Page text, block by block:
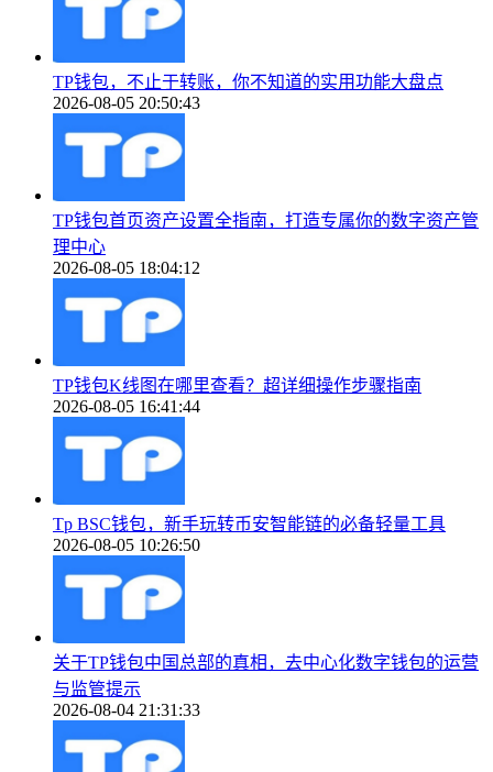
TP钱包，不止于转账，你不知道的实用功能大盘点
2026-08-05 20:50:43
TP钱包首页资产设置全指南，打造专属你的数字资产管
理中心
2026-08-05 18:04:12
TP钱包K线图在哪里查看？超详细操作步骤指南
2026-08-05 16:41:44
Tp BSC钱包，新手玩转币安智能链的必备轻量工具
2026-08-05 10:26:50
关于TP钱包中国总部的真相，去中心化数字钱包的运营
与监管提示
2026-08-04 21:31:33